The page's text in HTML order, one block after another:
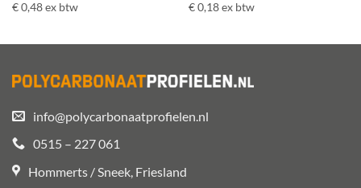
€0,48 ex btw
€0,18 ex btw
info@polycarbonaatprofielen.nl
0515 – 227 061
Hommerts / Sneek, Friesland